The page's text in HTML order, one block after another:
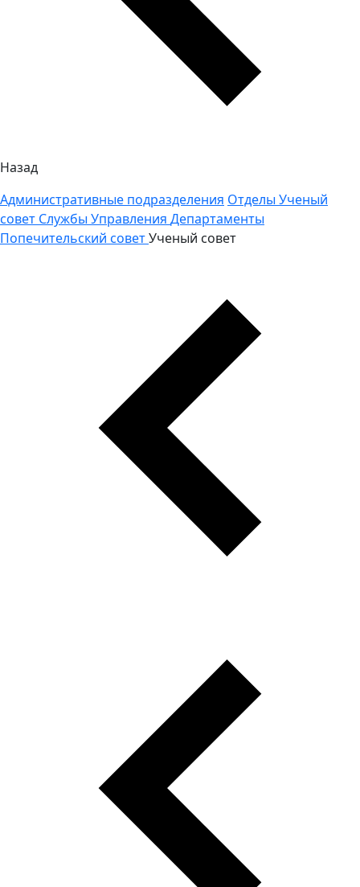
Назад
Административные подразделения Отделы Ученый
совет Службы Управления Департаменты
Попечительский советУченый совет